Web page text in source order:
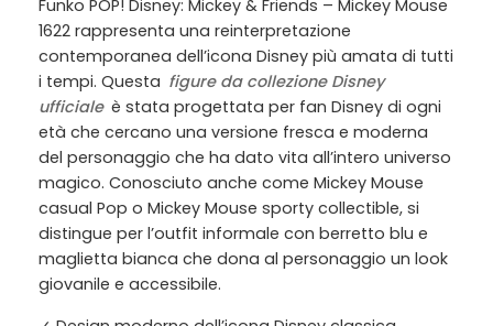
Funko POP! Disney: Mickey & Friends – Mickey Mouse
1622 rappresenta una reinterpretazione
contemporanea dell’icona Disney più amata di tutti
i tempi. Questa figure da collezione Disney
ufficiale è stata progettata per fan Disney di ogni
età che cercano una versione fresca e moderna
del personaggio che ha dato vita all’intero universo
magico. Conosciuto anche come Mickey Mouse
casual Pop o Mickey Mouse sporty collectible, si
distingue per l’outfit informale con berretto blu e
maglietta bianca che dona al personaggio un look
giovanile e accessibile.